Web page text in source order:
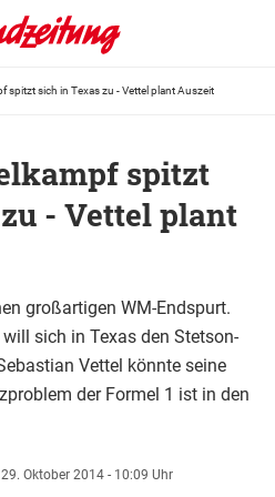
spitzt sich in Texas zu - Vettel plant Auszeit
spitzt
- Vettel plant
großartigen WM-Endspurt.
sich in Texas den Stetson-
Vettel könnte seine
der Formel 1 ist in den
29. Oktober 2014 - 10:09 Uhr